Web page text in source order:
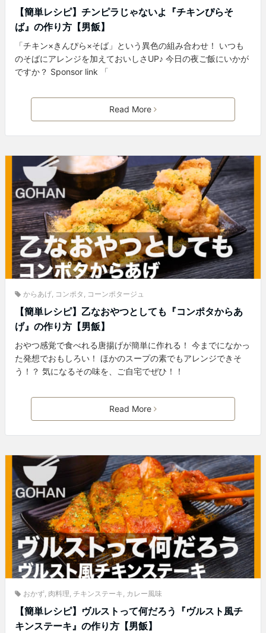
【簡単レシピ】チンピラじゃないよ『チキンぴらそ
ば』の作り方【男飯】
「チキン×きんぴら×そば」という異色の組み合わせ！ いつも
のそばにアレンジを加えておいしさUP♪ 今日の夜ご飯にいかが
ですか？ Sponsor link 「
Read More
からあげ, コンポタ , コーンポタージュ
【簡単レシピ】乙なおやつとしても『コンポタからあ
げ』の作り方【男飯】
おやつ感覚で食べれる唐揚げが簡単に作れる！ 今までになかっ
た発想でおもしろい！ ほかのスープの素でもアレンジできそ
う！？ 気になるその味を、ご自宅でぜひ！！
Read More
おかず, 肉料理, チキンステーキ, カレー風味
【簡単レシピ】ヴルストって何だろう『ヴルスト風チ
キンステーキ』の作り方【男飯】